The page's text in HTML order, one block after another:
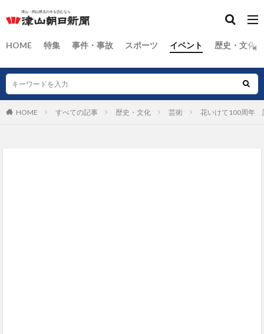
HOME 特集 事件・事故 スポーツ イベント 歴史・文化
HOME すべての記事 歴史・文化 芸術 花いけて100周年